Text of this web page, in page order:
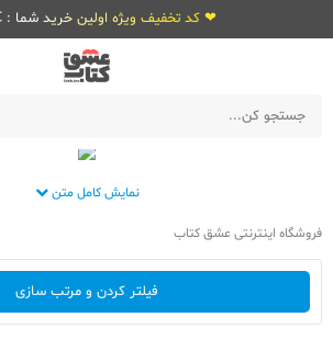
❤ کد تخفیف ویژه اولین خرید شما : KLC ❤
نمایش کامل متن
فروشگاه اینترنتی عشق کتاب
فیلتر کردن و مرتب سازی